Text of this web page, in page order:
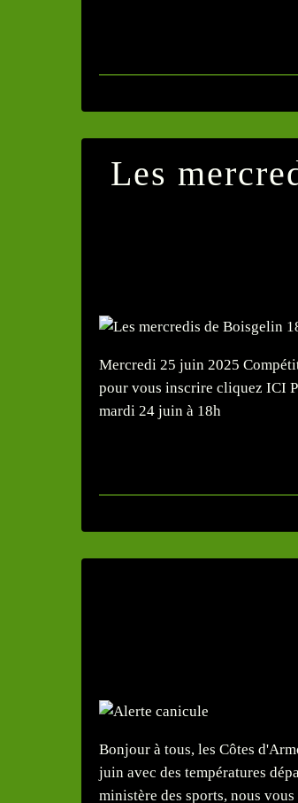
Les
Mercredi 25 juin 2025
pour vous inscrire cliquez ICI
mardi 24 juin à 18h
Bonjour à tous, les Côtes
juin avec des températures
ministère des sports, nous vous